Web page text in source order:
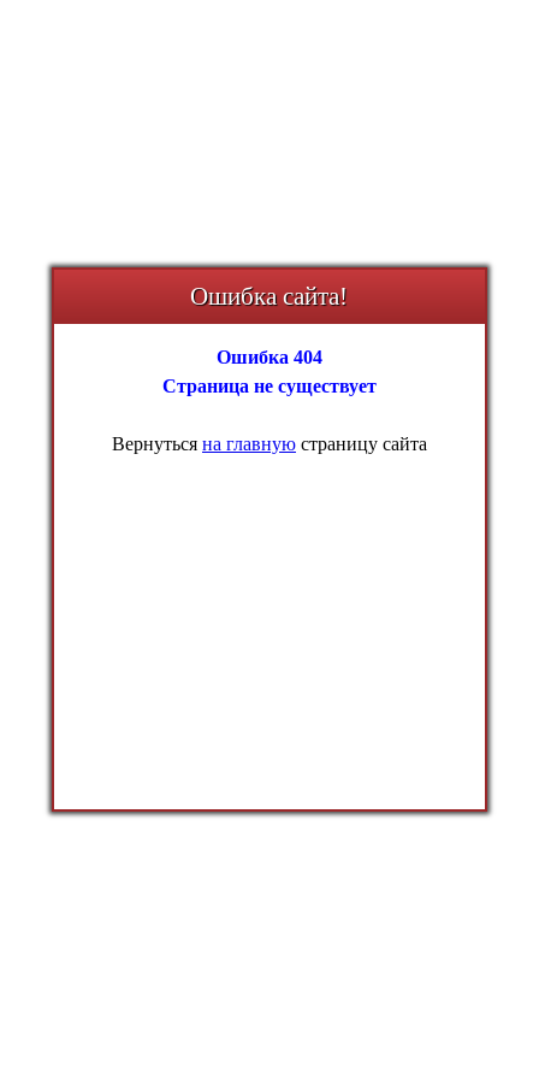
Ошибка сайта!
Ошибка 404
Страница не существует
Вернуться на главнуюстраницу сайта